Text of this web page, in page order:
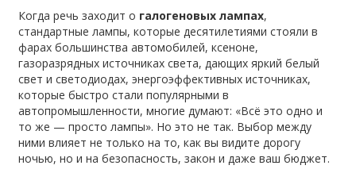
Когда речь заходит о галогеновых лампах,
стандартные лампы, которые десятилетиями стояли в
фарах большинства автомобилей,ксеноне,
газоразрядных источниках света, дающих яркий белый
свет исветодиодах,энергоэффективных источниках,
которые быстро стали популярными в
автопромышленности, многие думают: «Всё это одно и
то же — просто лампы». Но это не так. Выбор между
ними влияет не только на то, как вы видите дорогу
ночью, но и на безопасность, закон и даже ваш бюджет.